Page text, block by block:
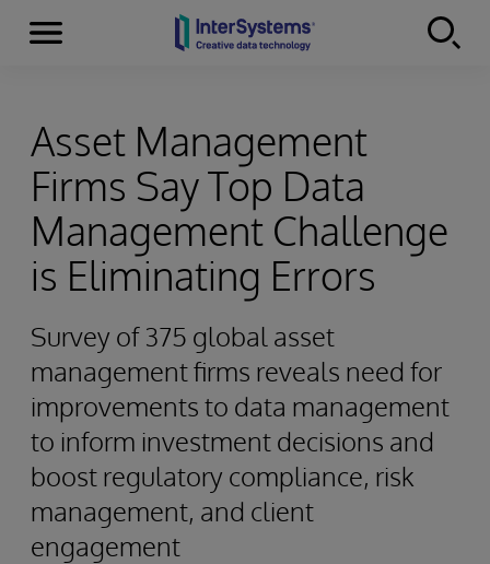
Skip to content
Menu
Asset Management
Firms Say Top Data
Management Challenge
is Eliminating Errors
Survey of 375 global asset
management firms reveals need for
improvements to data management
to inform investment decisions and
boost regulatory compliance, risk
management, and client
engagement